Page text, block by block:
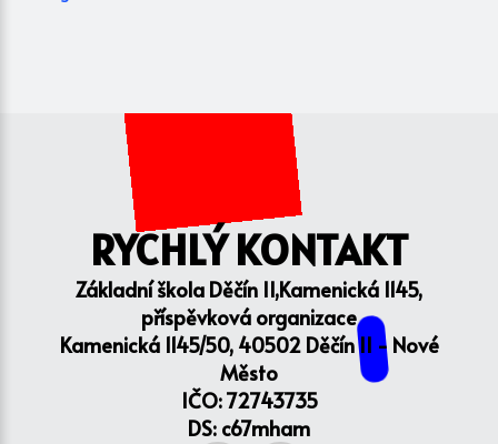
RYCHLÝ KONTAKT
Základní škola Děčín II,Kamenická 1145,
příspěvková organizace
Kamenická 1145/50, 40502 Děčín II - Nové
Město
IČO: 72743735
DS: c67mham